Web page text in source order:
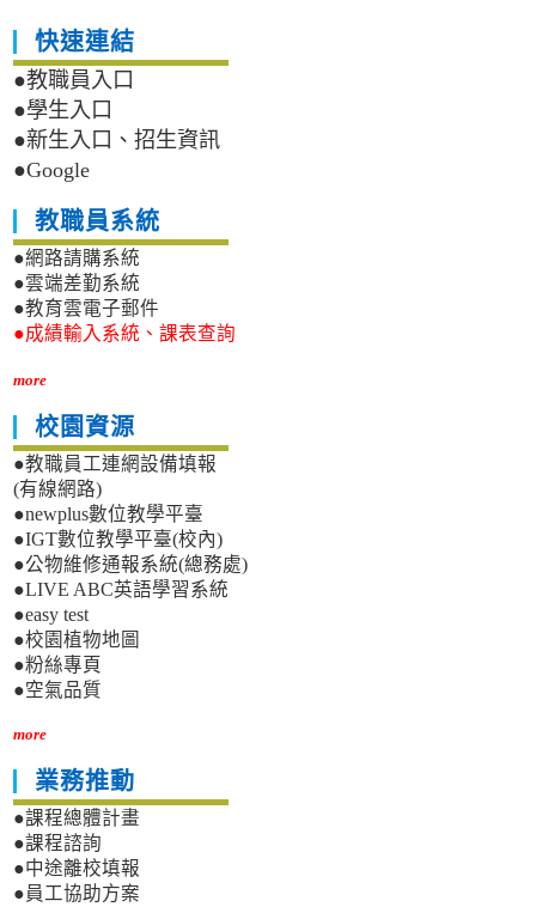
快速連結
●教職員入口
●學生入口
●新生入口、招生資訊
●Google
教職員系統
●網路請購系統
●雲端差勤系統
●教育雲電子郵件
●成績輸入系統、課表查詢
more
校園資源
●教職員工連網設備填報
(有線網路)
●newplus數位教學平臺
●IGT數位教學平臺(校內)
●公物維修通報系統(總務處)
●LIVE ABC英語學習系統
●easy test
●校園植物地圖
●粉絲專頁
●空氣品質
more
業務推動
●課程總體計畫
●課程諮詢
●中途離校填報
●員工協助方案